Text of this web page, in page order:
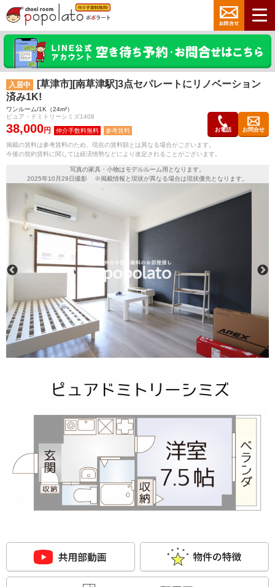
入居中
[草津市][南草津駅]3点セパレートにリノベーション
済み1K!
ワンルーム/1K（24m²）
ピュア・ドミトリーシミズ1408
38,000円 参考賃料 お電話 お問合せ
掲載の賃料は参考賃料のため、現在の賃料額とは異なる場合がございます。
今後の契約賃料に関しては経済情勢などにより改定されることがございます。
写真の家具・小物はモデルルーム用となります。
2025年10月29日撮影 ※掲載情報と現状が異なる場合は現状優先となります。